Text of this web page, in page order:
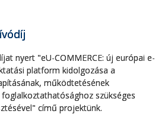
nyert "eU-COMMERCE: új európai e-
platform kidolgozása a
működtetésének
szükséges
című projektünk.